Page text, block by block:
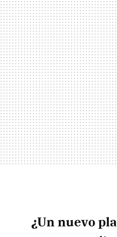
¿Un nuevo